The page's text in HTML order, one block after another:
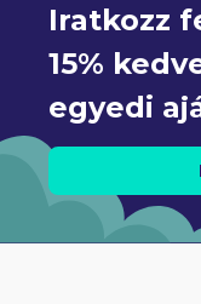
Iratkozz
15%
egyedi